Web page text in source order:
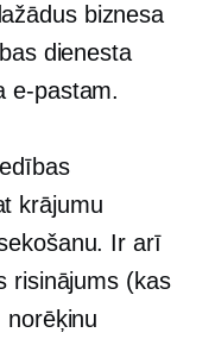
biznesa
dienesta
e-pastam.
krājumu
Ir arī
risinājums (kas